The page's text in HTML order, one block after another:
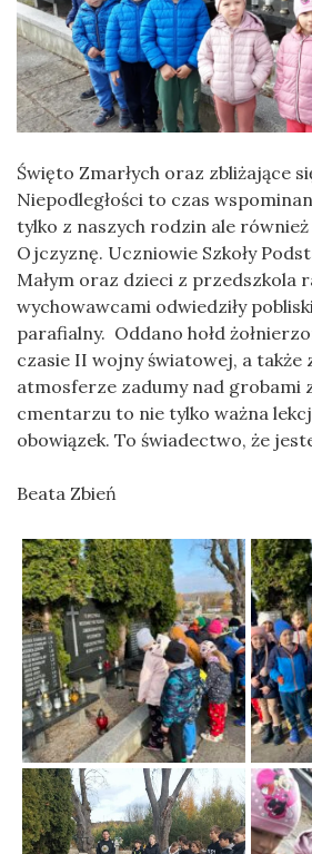
Święto Zmarłych oraz zbliżające
Niepodległości to czas
tylko z naszych rodzin ale również
Ojczyznę. Uczniowie Szkoły
Małym oraz dzieci z przedszkola
wychowawcami odwiedziły
parafialny. Oddano hołd
czasie II wojny światowej, a także
atmosferze zadumy nad grobami
cmentarzu to nie tylko ważna
obowiązek. To świadectwo, że
Beata Zbień